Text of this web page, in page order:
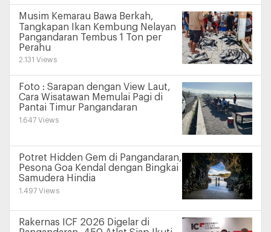
Musim Kemarau Bawa Berkah,
Tangkapan Ikan Kembung Nelayan
Pangandaran Tembus 1 Ton per
Perahu
2.131 Views
Foto : Sarapan dengan View Laut,
Cara Wisatawan Memulai Pagi di
Pantai Timur Pangandaran
1.647 Views
Potret Hidden Gem di Pangandaran,
Pesona Goa Kendal dengan Bingkai
Samudera Hindia
1.497 Views
Rakernas ICF 2026 Digelar di